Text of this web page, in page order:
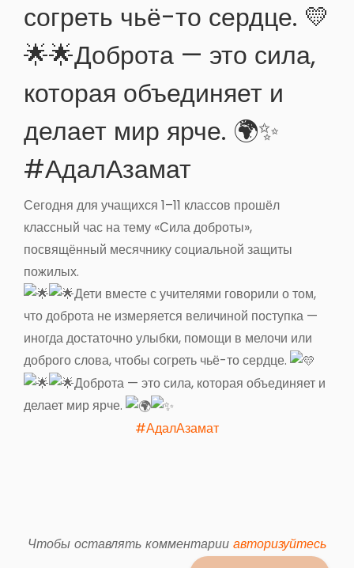
согреть чьё-то сердце. 💛
🌟🌟Доброта — это сила,
которая объединяет и
делает мир ярче. 🌍✨
#АдалАзамат
Сегодня для учащихся 1–11 классов прошёл
классный час на тему «Сила доброты»,
посвящённый месячнику социальной защиты
пожилых.
Дети вместе с учителями говорили о том,
что доброта не измеряется величиной поступка —
иногда достаточно улыбки, помощи в мелочи или
доброго слова, чтобы согреть чьё-то сердце.
Доброта — это сила, которая объединяет и
делает мир ярче.
#АдалАзамат
Чтобы оставлять комментарии авторизуйтесь